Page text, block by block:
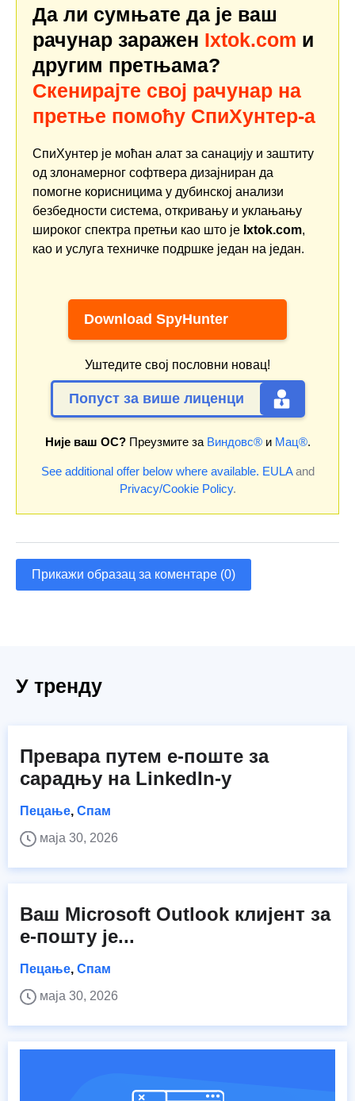
Да ли сумњате да је ваш
рачунар заражен Ixtok.com и
другим претњама?
Скенирајте свој рачунар на
претње помоћу СпиХунтер-а
СпиХунтер је моћан алат за санацију и заштиту
од злонамерног софтвера дизајниран да
помогне корисницима у дубинској анализи
безбедности система, откривању и уклањању
широког спектра претњи као што је Ixtok.com,
као и услуга техничке подршке један на један.
Download SpyHunter
Уштедите свој пословни новац!
Попуст за више лиценци
Није ваш ОС?Преузмите за Виндовс®и Мац®.
See additional offer below where available. EULAand
Privacy/Cookie Policy.
Прикажи образац за коментаре (0)
У тренду
Превара путем е-поште за
сарадњу на LinkedIn-у
Пецање, Спам
маја 30, 2026
Ваш Microsoft Outlook клијент за
е-пошту је...
Пецање, Спам
маја 30, 2026